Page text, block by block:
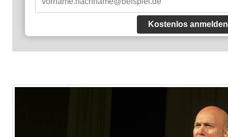
Kostenlos anmelden